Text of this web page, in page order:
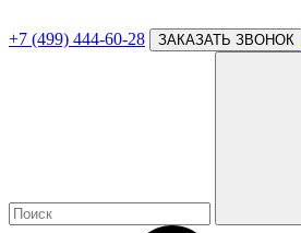
+7 (499) 444-60-28 ЗАКАЗАТЬ ЗВОНОК